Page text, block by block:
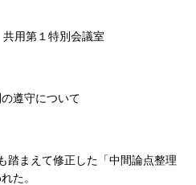
用第１特別会議室
遵守について
踏まえて修正した「中間論点整理
た。